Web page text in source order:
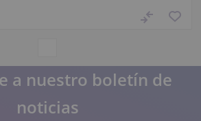
a nuestro boletín de
noticias